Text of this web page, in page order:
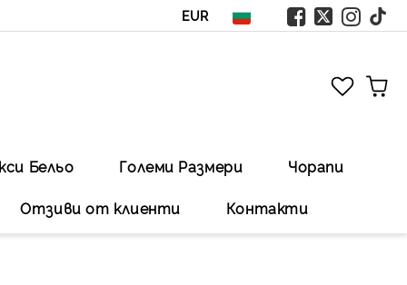
EUR
Бельо Големи Размери Чорапи
Отзиви от клиенти Контакти